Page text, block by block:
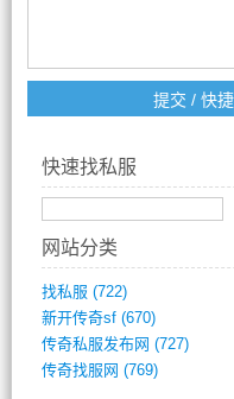
快速找私服
网站分类
找私服 (722)
新开传奇sf(670)
传奇私服发布网 (727)
传奇找服网 (769)